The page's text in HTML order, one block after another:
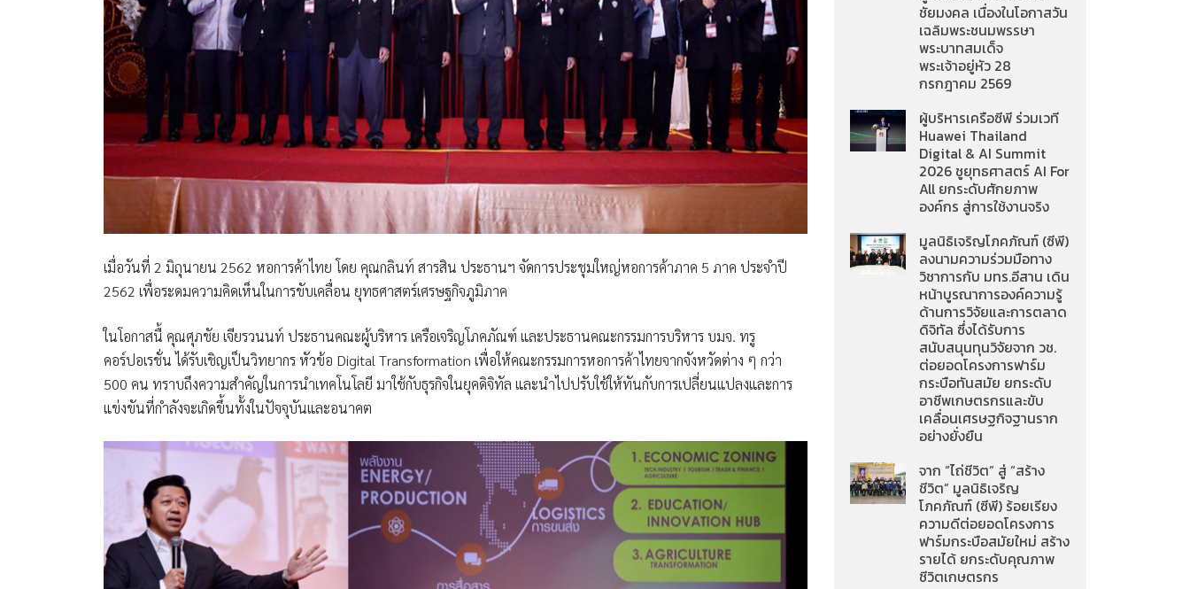
เมื่อวันที่ 2 มิถุนายน 2562 หอการค้าไทย โดย คุณกลินท์ สารสิน ประธานฯ จัดการประชุมใหญ่หอการค้าภาค 5 ภาค ประจำปี
2562 เพื่อระดมความคิดเห็นในการขับเคลื่อน ยุทธศาสตร์เศรษฐกิจภูมิภาค
ในโอกาสนื้ คุณศุภชัย เจียรวนนท์ ประธานคณะผู้บริหาร เครือเจริญโภคภัณฑ์ และประธานคณะกรรมการบริหาร บมจ. ทรู
คอร์ปอเรชั่นได้รับเชิญเป็นวิทยากร หัวข้อ Digital Transformation เพื่อให้คณะกรรมการหอการค้าไทยจากจังหวัดต่าง ๆ กว่า
500 คน ทราบถึงความสำคัญในการนำเทคโนโลยี มาใช้กับธุรกิจในยุคดิจิทัล และนำไปปรับใช้ให้ทันกับการเปลี่ยนแปลงและการ
แข่งขันที่กำลังจะเกิดขึ้นทั้งในปัจจุบันและอนาคต
ชัยมงคล เนื่องในโอกาสวัน
เฉลิมพระชนมพรรษา
พระบาทสมเด็จ
พระเจ้าอยู่หัว 28
กรกฎาคม 2569
ผู้บริหารเครือซีพี ร่วมเวที
Huawei Thailand
Digital & AI Summit
2026 ชูยุทธศาสตร์ AI For
All ยกระดับศักยภาพ
องค์กร สู่การใช้งานจริง
มูลนิธิเจริญโภคภัณฑ์ (ซีพี)
ลงนามความร่วมมือทาง
วิชาการกับ มทร.อีสาน เดิน
หน้าบูรณาการองค์ความรู้
ด้านการวิจัยและการตลาด
ดิจิทัล ซึ่งได้รับการ
สนับสนุนทุนวิจัยจาก วช.
ต่อยอดโครงการฟาร์ม
กระบือทันสมัย ยกระดับ
อาชีพเกษตรกรและขับ
เคลื่อนเศรษฐกิจฐานราก
อย่างยั่งยืน
จาก “ไถ่ชีวิต” สู่ “สร้าง
ชีวิต” มูลนิธิเจริญ
โภคภัณฑ์ (ซีพี) ร้อยเรียง
ความดีต่อยอดโครงการ
ฟาร์มกระบือสมัยใหม่ สร้าง
รายได้ ยกระดับคุณภาพ
ชีวิตเกษตรกร